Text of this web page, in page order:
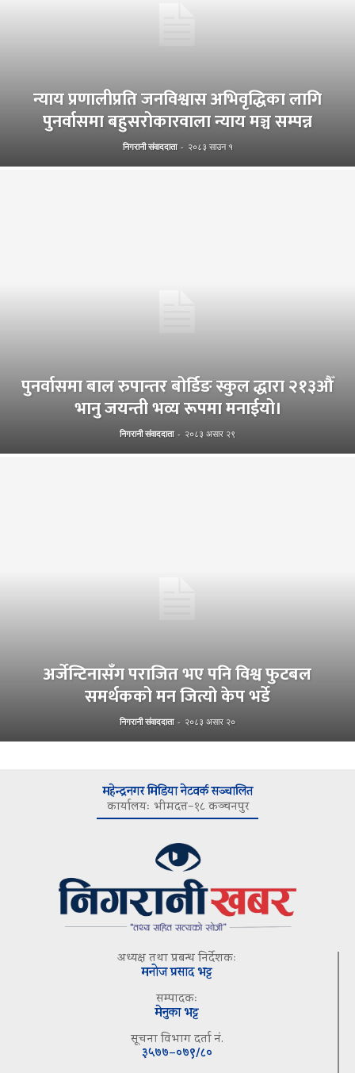
न्याय प्रणालीप्रति जनविश्वास अभिवृद्धिका लागि
पुनर्वासमा बहुसरोकारवाला न्याय मञ्च सम्पन्न
निगरानी संवाददाता - २०८३ साउन १
पुनर्वासमा बाल रुपान्तर बोर्डिङ स्कुल द्धारा २१३औँ
भानु जयन्ती भव्य रूपमा मनाईयो।
निगरानी संवाददाता - २०८३ असार २९
अर्जेन्टिनासँग पराजित भए पनि विश्व फुटबल
समर्थकको मन जित्यो केप भर्डे
निगरानी संवाददाता - २०८३ असार २०
महेन्द्रनगर मिडिया नेटवर्क सञ्चालित
कार्यालयः भीमदत्त–१८ कञ्चनपुर
अध्यक्ष तथा प्रबन्ध निर्देशकः
मनोज प्रसाद भट्ट
सम्पादकः
मेनुका भट्ट
सूचना विभाग दर्ता नं.
३५७७–०७९/८०